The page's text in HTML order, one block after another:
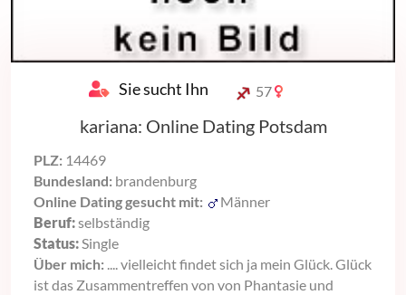
Sie sucht Ihn 57
kariana: Online Dating Potsdam
PLZ: 14469
Bundesland: brandenburg
Online Dating gesucht mit:
Männer
Beruf:selbständig
Status:Single
Über mich: .... vielleicht findet sich ja mein Glück. Glück
ist das Zusammentreffen von von Phantasie und